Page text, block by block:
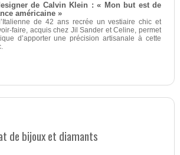
de Calvin Klein : « Mon but est de
américaine »
de 42 ans recrée un vestiaire chic et
faire, acquis chez Jil Sander et Celine, permet
d’apporter une précision artisanale à cette
de bijoux et diamants